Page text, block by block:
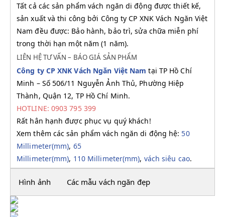
Tất cả các sản phẩm vách ngăn di động được thiết kế,
sản xuất và thi công bởi Công ty CP XNK Vách Ngăn Việt
Nam đều được: Bảo hành, bảo trì, sửa chữa miễn phí
trong thời hạn một năm (1 năm).
LIÊN HỆ TƯ VẤN – BÁO GIÁ SẢN PHẨM
Công ty CP XNK Vách Ngăn Việt Nam tại TP Hồ Chí
Minh – Số 506/11 Nguyễn Ảnh Thủ, Phường Hiệp
Thành, Quận 12, TP Hồ Chí Minh.
HOTLINE: 0903 795 399
Rất hân hạnh được phục vụ quý khách!
Xem thêm các sản phẩm vách ngăn di động hệ: 50
Millimeter(mm), 65
Millimeter(mm), 110 Millimeter(mm), vách siêu cao.
Hình ảnh Các mẫu vách ngăn đẹp